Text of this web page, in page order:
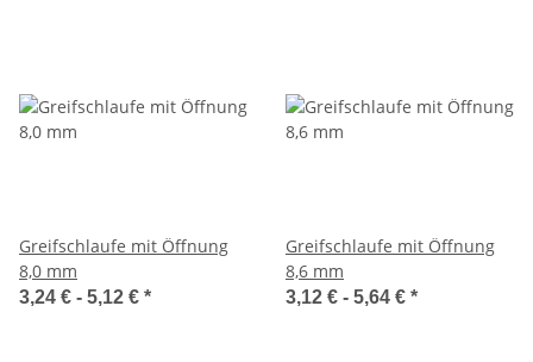
Greifschlaufe mit Öffnung
8,0 mm
3,24 € - 5,12 € *
Greifschlaufe mit Öffnung
8,6 mm
3,12 € - 5,64 € *